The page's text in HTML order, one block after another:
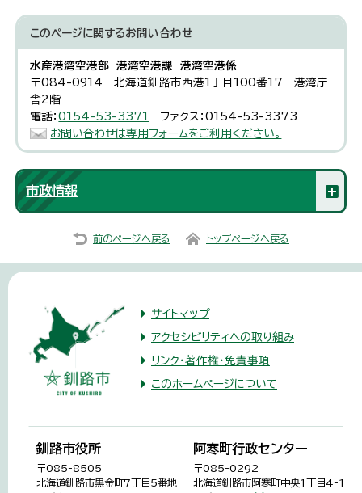
このページに関するお問い合わせ
水産港湾空港部 港湾空港課 港湾空港係
〒084-0914 北海道釧路市西港1丁目100番17 港湾庁
舎2階
電話：0154-53-3371
ファクス：0154-53-3373
お問い合わせは専用フォームをご利用ください。
市政情報
前のページへ戻る トップページへ戻る
サイトマップ
アクセシビリティへの取り組み
リンク・著作権・免責事項
このホームページについて
釧路市役所
〒085-8505
北海道釧路市黒金町7丁目5番地
阿寒町行政センター
〒085-0292
北海道釧路市阿寒町中央1丁目4-1